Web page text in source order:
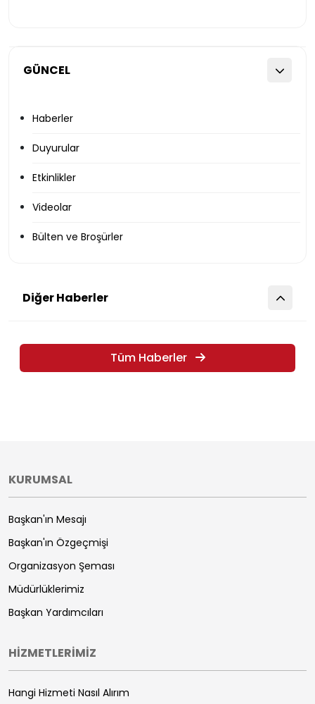
GÜNCEL
Haberler
Duyurular
Etkinlikler
Videolar
Bülten ve Broşürler
Diğer Haberler
Tüm Haberler
KURUMSAL
Başkan'ın Mesajı
Başkan'ın Özgeçmişi
Organizasyon Şeması
Müdürlüklerimiz
Başkan Yardımcıları
HİZMETLERİMİZ
Hangi Hizmeti Nasıl Alırım